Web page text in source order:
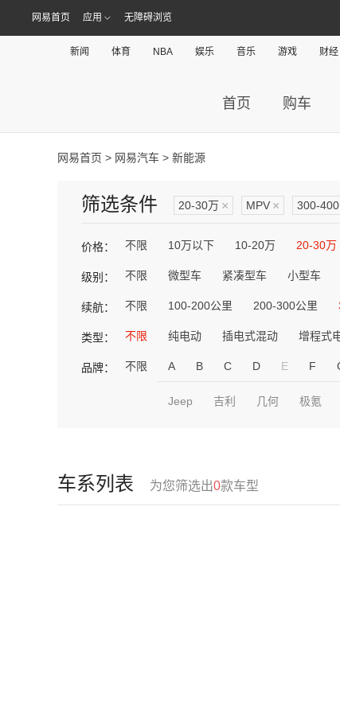
网易首页 应用 无障碍浏览
新闻 体育 NBA 娱乐 音乐 游戏 财经
首页 购车
网易首页 > 网易汽车 > 新能源
筛选条件 20-30万 × MPV × 300-
价格： 不限 10万以下 10-20万 20-30万
级别： 不限 微型车 紧凑型车 小型车
续航： 不限 100-200公里 200-300公里
类型： 不限 纯电动 插电式混动 增程式
品牌： 不限 A B C D E F
Jeep 吉利 几何 极氪
车系列表 为您筛选出0款车型